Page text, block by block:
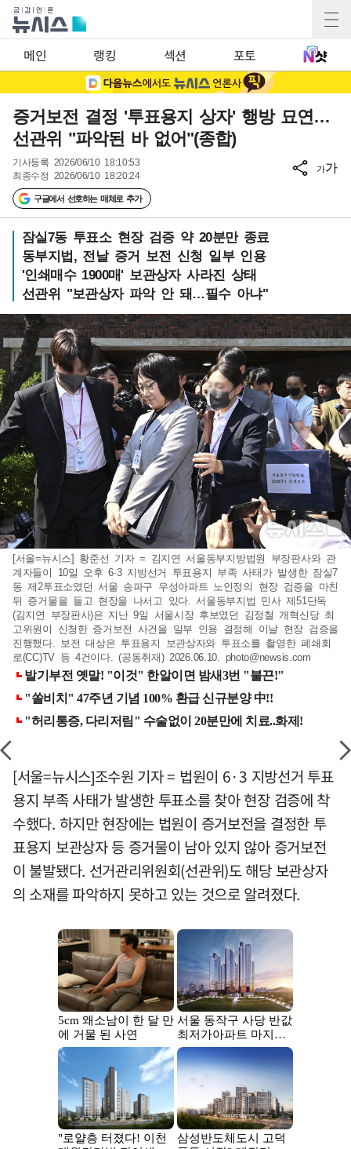
메인 랭킹 섹션 포토
증거보전 결정 '투표용지 상자' 행방 묘연…
선관위 "파악된 바 없어"(종합)
기사등록 2026/06/10 18:10:53
최종수정 2026/06/10 18:20:24
구글에서 선호하는 매체로 추가
가가
잠실7동 투표소 현장 검증 약 20분만 종료
동부지법, 전날 증거 보전 신청 일부 인용
'인쇄매수 1900매' 보관상자 사라진 상태
선관위 "보관상자 파악 안 돼…필수 아냐"
[서울=뉴시스] 황준선 기자 = 김지연 서울동부지방법원 부장판사와 관
계자들이 10일 오후 6·3 지방선거 투표용지 부족 사태가 발생한 잠실7
동 제2투표소였던 서울 송파구 우성아파트 노인정의 현장 검증을 마친
뒤 증거물을 들고 현장을 나서고 있다. 서울동부지법 민사 제51단독
(김지연 부장판사)은 지난 9일 서울시장 후보였던 김정철 개혁신당 최
고위원이 신청한 증거보전 사건을 일부 인용 결정해 이날 현장 검증을
진행했다. 보전 대상은 투표용지 보관상자와 투표소를 촬영한 폐쇄회
로(CC)TV 등 4건이다. (공동취재) 2026.06.10. photo@newsis.com
[서울=뉴시스]조수원 기자 = 법원이 6·3 지방선거 투표
용지 부족 사태가 발생한 투표소를 찾아 현장 검증에 착
수했다. 하지만 현장에는 법원이 증거보전을 결정한 투
표용지 보관상자 등 증거물이 남아 있지 않아 증거보전
이 불발됐다. 선거관리위원회(선관위)도 해당 보관상자
의 소재를 파악하지 못하고 있는 것으로 알려졌다.